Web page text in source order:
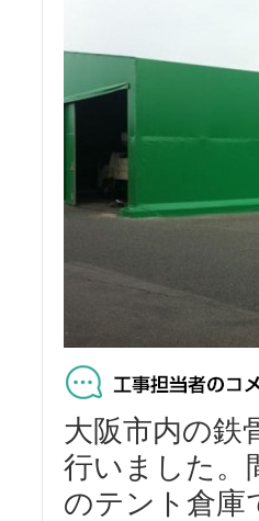
大阪市内の鉄
行いました
のテント倉庫